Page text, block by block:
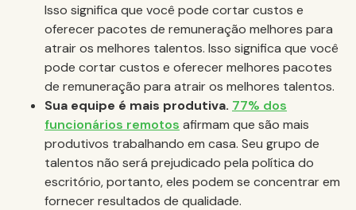
Isso significa que você pode cortar custos e
oferecer pacotes de remuneração melhores para
atrair os melhores talentos. Isso significa que você
pode cortar custos e oferecer melhores pacotes
de remuneração para atrair os melhores talentos.
Sua equipe é mais produtiva. 77% dos
funcionários remotos afirmam que são mais
produtivos trabalhando em casa. Seu grupo de
talentos não será prejudicado pela política do
escritório, portanto, eles podem se concentrar em
fornecer resultados de qualidade.